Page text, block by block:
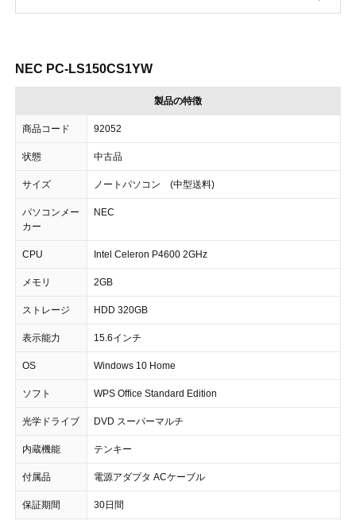
NEC PC-LS150CS1YW
製品の特徴
商品コード 92052
状態 中古品
サイズ ノートパソコン (中型送料)
パソコンメー
カー
NEC
CPU Intel Celeron P4600 2GHz
メモリ 2GB
ストレージ HDD 320GB
表示能力 15.6インチ
OS Windows 10 Home
ソフト WPS Office Standard Edition
光学ドライブ DVD スーパーマルチ
内蔵機能 テンキー
付属品 電源アダプタ ACケーブル
保証期間 30日間